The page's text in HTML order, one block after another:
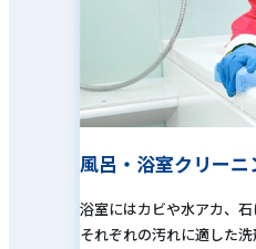
風呂・浴室クリーニ
浴室にはカビや水アカ、
それぞれの汚れに適した